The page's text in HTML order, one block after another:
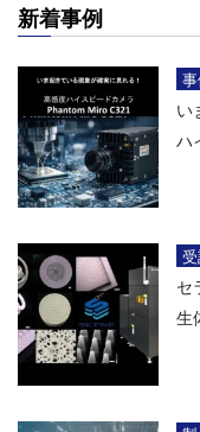
新着事例
い
ハ
セ
生